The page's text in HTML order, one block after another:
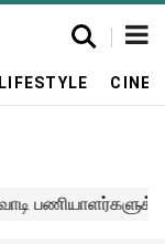
LIFESTYLE